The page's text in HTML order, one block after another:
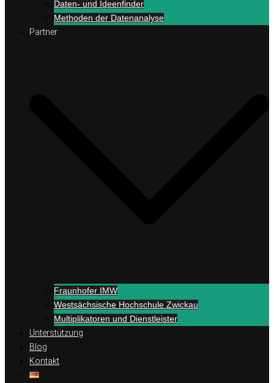
Daten- und Ideenfinder
Methoden der Datenanalyse
Partner
Fraunhofer IMW
Westsächsische Hochschule Zwickau
Multiplikatoren und Dienstleister
Unterstützung
Blog
Kontakt